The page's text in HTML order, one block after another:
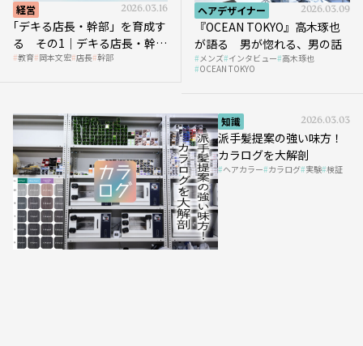
経営 2026.03.16
｢デキる店長・幹部」を育成す
る その1｜デキる店長・幹部
の「任せ方」
教育 岡本文宏 店長 幹部
ヘアデザイナー 2026.03.09
『OCEAN TOKYO』高木琢也
が語る 男が惚れる、男の話
メンズ インタビュー 高木琢也
OCEAN TOKYO
知識 2026.03.03
派手髪提案の強い味方！
カラログを大解剖
ヘアカラー カラログ 実験 検証